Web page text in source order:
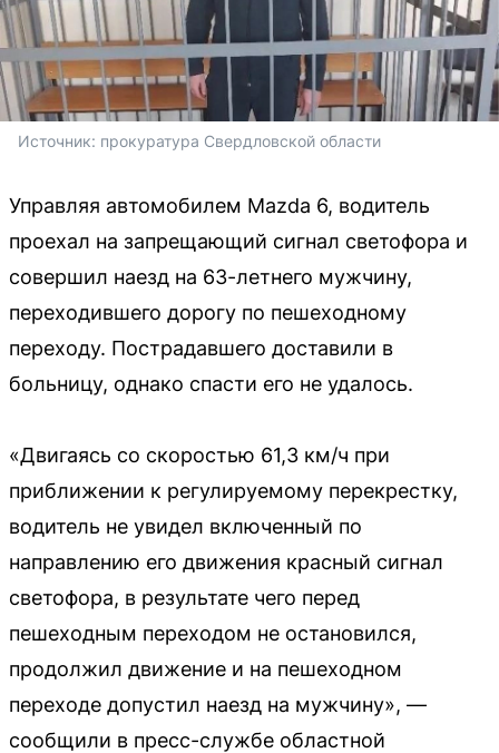
Источник: прокуратура Свердловской области
Управляя автомобилем Mazda 6, водитель
проехал на запрещающий сигнал светофора и
совершил наезд на 63-летнего мужчину,
переходившего дорогу по пешеходному
переходу. Пострадавшего доставили в
больницу, однако спасти его не удалось.
«Двигаясь со скоростью 61,3 км/ч при
приближении к регулируемому перекрестку,
водитель не увидел включенный по
направлению его движения красный сигнал
светофора, в результате чего перед
пешеходным переходом не остановился,
продолжил движение и на пешеходном
переходе допустил наезд на мужчину», —
сообщили в пресс-службе областной